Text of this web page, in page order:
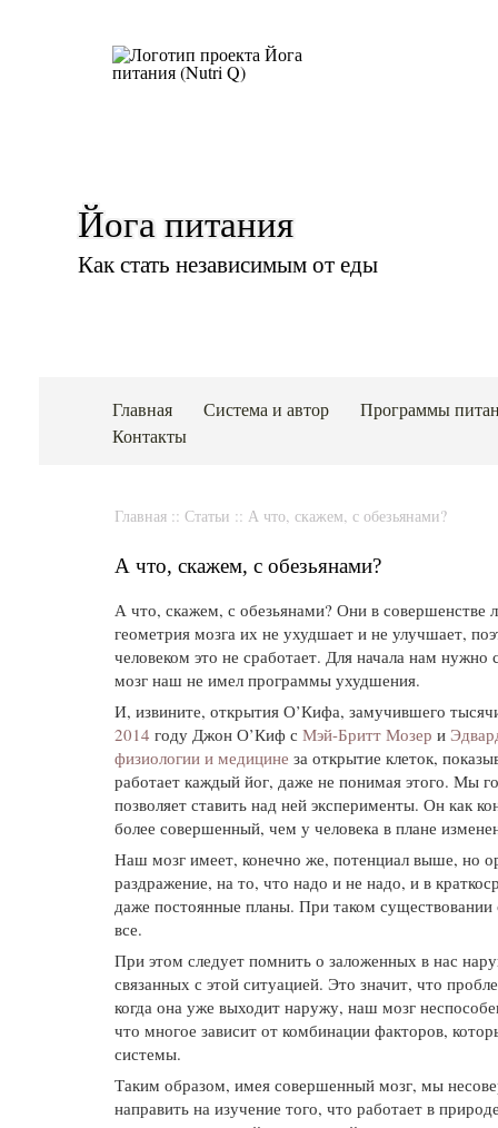
Йога питания
Как стать независимым от еды
Главная Система и автор
Программы
Контакты
Главная ::Статьи ::А что, скажем, с обезьянами?
А что, скажем, с обезьянами?
А что, скажем, с обезьянами? Они в совершенстве
геометрия мозга их не ухудшает и не улучшает,
человеком это не сработает. Для начала нам
мозг наш не имел программы ухудшения.
И, извините, открытия О’Кифа, замучившего
2014 году Джон О’Киф сМэй-Бритт Мозер и
физиологии и медицине за открытие клеток,
работает каждый йог, даже не понимая этого. Мы
позволяет ставить над ней эксперименты. Он как
более совершенный, чем у человека в плане
Наш мозг имеет, конечно же, потенциал выше, но
раздражение, на то, что надо и не надо, и в
даже постоянные планы. При таком существовании
все.
При этом следует помнить о заложенных в нас
связанных с этой ситуацией. Это значит, что
когда она уже выходит наружу, наш мозг
что многое зависит от комбинации факторов,
системы.
Таким образом, имея совершенный мозг, мы
направить на изучение того, что работает в